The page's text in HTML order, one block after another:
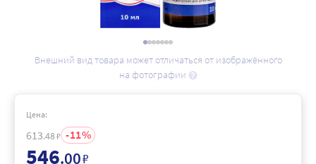
Внешний вид товара может отличаться от изображённого
на фотографии
Цена:
613.48₽ 11
546.00₽